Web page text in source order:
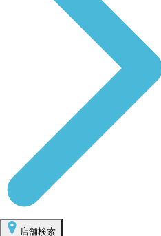
店舗検索